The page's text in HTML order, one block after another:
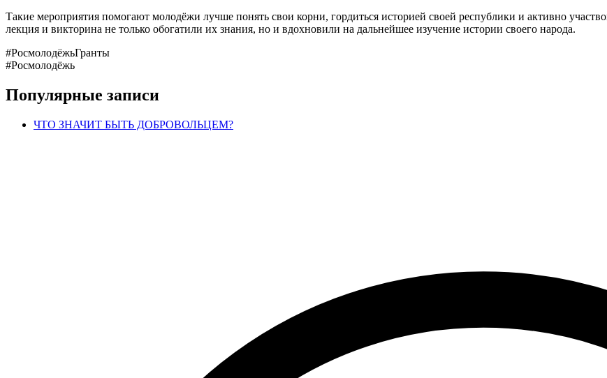
Такие мероприятия помогают молодёжи лучше понять свои корни, гордиться историей своей республики и активно
лекция и викторина не только обогатили их знания, но и вдохновили на дальнейшее изучение истории своего народа.
#РосмолодёжьГранты
#Росмолодёжь
Популярные записи
ЧТО ЗНАЧИТ БЫТЬ ДОБРОВОЛЬЦЕМ?